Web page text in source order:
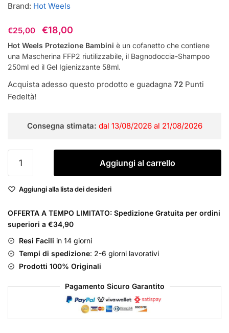
Brand: Hot Weels
€25,00
Il
prezzo
originale
€25,00.
€18,00
prezzo
attuale
€18,00.
Hot Weels Protezione Bambini è un cofanetto che contiene
una Mascherina FFP2 riutilizzabile, il Bagnodoccia-Shampoo
250ml ed il Gel Igienizzante 58ml.
Acquista adesso questo prodotto e guadagna 72 Punti
Fedeltà!
Consegna stimata: dal 13/08/2026 al 21/08/2026
Weels
Protezione
Bambini
quantità
Aggiungi al carrello
Aggiungi alla lista dei desideri
OFFERTA A TEMPO LIMITATO: Spedizione Gratuita per ordini
superiori a €34,90
Resi Facili in 14 giorni
Tempi di spedizione: 2-6 giorni lavorativi
Prodotti 100% Originali
Pagamento Sicuro Garantito